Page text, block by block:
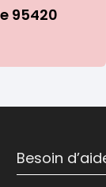
95420
Besoin